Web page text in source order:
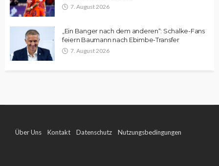
7. August 2026
„Ein Banger nach dem anderen“: Schalke-Fans
feiern Baumann nach Ebimbe-Transfer
7. August 2026
Über Uns Kontakt Datenschutz Nutzungsbedingungen